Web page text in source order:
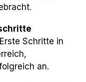
Schritte in
an.